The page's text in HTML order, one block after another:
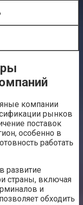
компании
рынков
поставок
особенно в
работать
развитие
страны, включая
и
обходить